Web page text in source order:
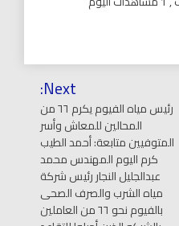
Next:
رئيس مياه الفيوم يكرم ٦٦ من
المحالين للمعاش وأسر
المتوفيين متابعة: أحمد الطيب
كرم اليوم المهندس محمد
عبدالجليل النجار رئيس شركة
مياه الشرب والصرف الصحى
بالفيوم نحو ٦٦ من العاملين